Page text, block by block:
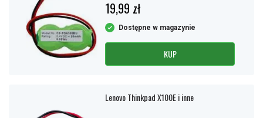
19,99 zł
Dostępne w magazynie
KUP
Lenovo Thinkpad X100E i inne